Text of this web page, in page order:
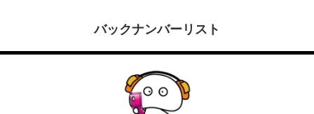
バックナンバーリスト